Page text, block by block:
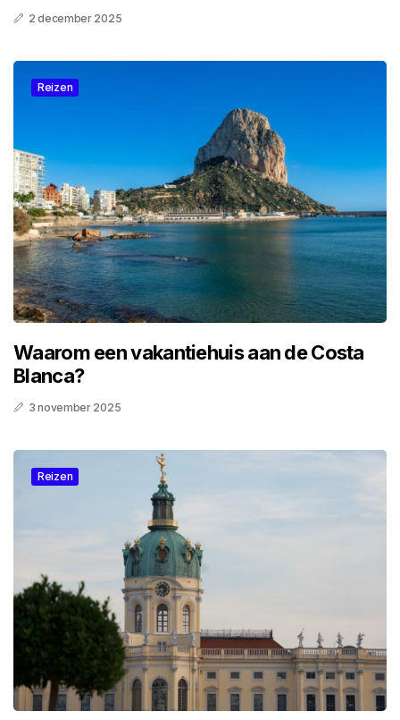
2 december 2025
Reizen
Waarom een vakantiehuis aan de Costa
Blanca?
3 november 2025
Reizen